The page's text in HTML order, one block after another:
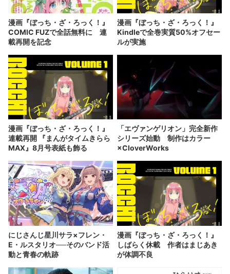
漫画『ぼっち・ざ・ろっく！』
COMIC FUZで全話無料に 連
載再開を記念
漫画『ぼっち・ざ・ろっく！』
Kindleで全巻実質50%オフセー
ルが実施
漫画『ぼっち・ざ・ろっく！』
連載再開 『まんがタイムきらら
MAX』8月号表紙も飾る
「エヴァンゲリオン」完全新作
シリーズ始動 制作はカラー
×CloverWorks
にじさんじ星川サラ×フレン・
E・ルスタリオ──そのバンド活
動と青春の軌跡
漫画『ぼっち・ざ・ろっく！』
しばらく休載 作者はまじあき
が体調不良